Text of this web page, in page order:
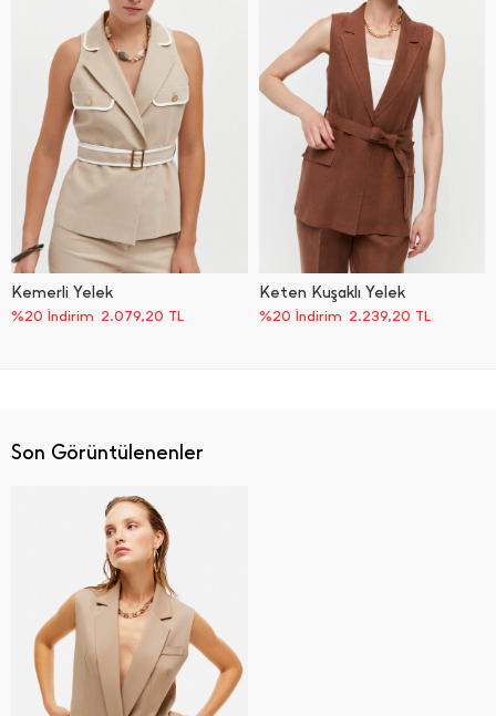
Kemerli Yelek
%20 İndirim 2.079,20 TL
Keten Kuşaklı Yelek
%20 İndirim 2.239,20 TL
Son Görüntülenenler